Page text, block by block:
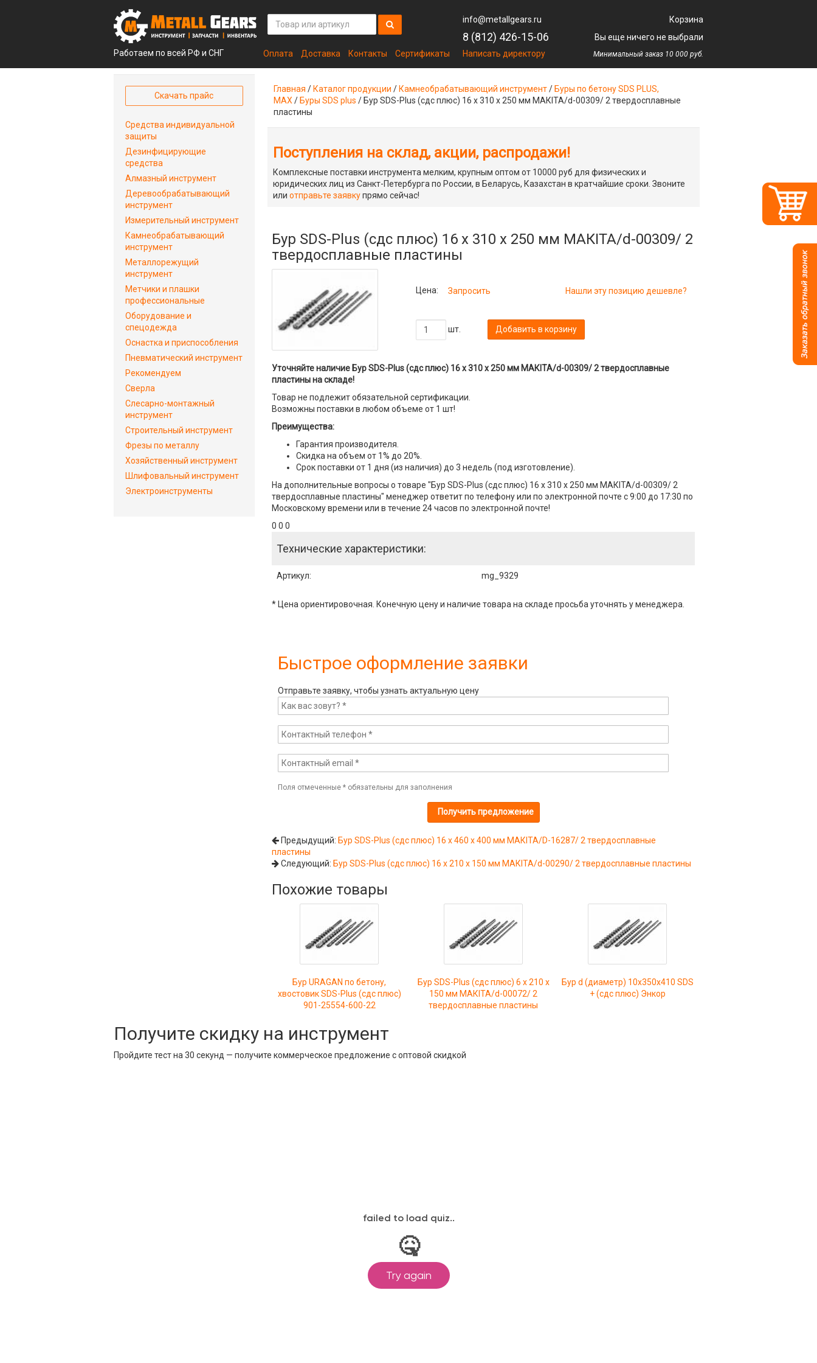
Работаем по всей РФ и СНГ Оплата Доставка Контакты Сертификаты
info@metallgears.ru
8 (812) 426-15-06
Написать директору
Корзина
Вы еще ничего не выбрали
Минимальный заказ 10 000 руб.
Главная / Каталог продукции / Камнеобрабатывающий инструмент/ Буры по бетону SDS PLUS,
MAX / Буры SDS plus / Бур SDS-Plus (сдс плюс) 16 х 310 х 250 мм МАКIТА/d-00309/ 2 твердосплавные
пластины
Поступления на склад, акции, распродажи!
Комплексные поставки инструмента мелким, крупным оптом от 10000 руб для физических и
юридических лиц из Санкт-Петербурга по России, в Беларусь, Казахстан в кратчайшие сроки. Звоните
или отправьте заявкупрямо сейчас!
Бур SDS-Plus (сдс плюс) 16 х 310 х 250 мм МАКIТА/d-00309/ 2
твердосплавные пластины
Цена: Запросить Нашли эту позицию дешевле?
шт. Добавить в корзину
Уточняйте наличие Бур SDS-Plus (сдс плюс) 16 х 310 х 250 мм МАКIТА/d-00309/ 2 твердосплавные
пластины на складе!
Товар не подлежит обязательной сертификации.
Возможны поставки в любом объеме от 1 шт!
Преимущества:
Гарантия производителя.
Скидка на объем от 1% до 20%.
Срок поставки от 1 дня (из наличия) до 3 недель (под изготовление).
На дополнительные вопросы о товаре "Бур SDS-Plus (сдс плюс) 16 х 310 х 250 мм МАКIТА/d-00309/ 2
твердосплавные пластины" менеджер ответит по телефону или по электронной почте с 9:00 до 17:30 по
Московскому времени или в течение 24 часов по электронной почте!
0 0 0
Технические характеристики:
Артикул: mg_9329
* Цена ориентировочная. Конечную цену и наличие товара на складе просьба уточнять у менеджера.
Быстрое оформление заявки
Отправьте заявку, чтобы узнать актуальную цену
Поля отмеченные *обязательны для заполнения
Предыдущий: Бур SDS-Plus (сдс плюс) 16 х 460 х 400 мм МАКIТА/D-16287/ 2 твердосплавные
пластины
Следующий: Бур SDS-Plus (сдс плюс) 16 х 210 х 150 мм МАКIТА/d-00290/ 2 твердосплавные пластины
Похожие товары
Бур URAGAN по бетону,
хвостовик SDS-Plus (сдс плюс)
901-25554-600-22
Бур SDS-Plus (сдс плюс) 6 х 210 х
150 мм МАКIТА/d-00072/ 2
твердосплавные пластины
Бур d (диаметр) 10х350х410 SDS
+ (сдс плюс) Энкор
Скачать прайс
Средства индивидуальной
защиты
Дезинфицирующие
средства
Алмазный инструмент
Деревообрабатывающий
инструмент
Измерительный инструмент
Камнеобрабатывающий
инструмент
Металлорежущий
инструмент
Метчики и плашки
профессиональные
Оборудование и
спецодежда
Оснастка и приспособления
Пневматический инструмент
Рекомендуем
Сверла
Слесарно-монтажный
инструмент
Строительный инструмент
Фрезы по металлу
Хозяйственный инструмент
Шлифовальный инструмент
Электроинструменты
Получите скидку на инструмент
Пройдите тест на 30 секунд — получите коммерческое предложение с оптовой скидкой